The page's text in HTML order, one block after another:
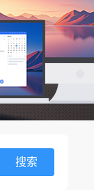
搜索